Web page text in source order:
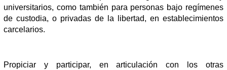
universitarios, como también para personas bajo regímenes
de custodia, o privadas de la libertad, en establecimientos
carcelarios.
Propiciar y participar, en articulación con los otras